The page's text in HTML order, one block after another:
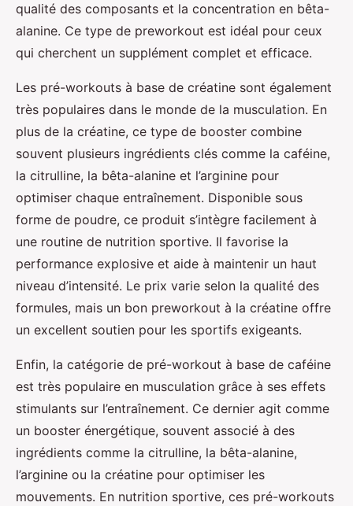
qualité des composants et la concentration en bêta-
alanine. Ce type de preworkout est idéal pour ceux
qui cherchent un supplément complet et efficace.
Les pré-workouts à base de créatine sont également
très populaires dans le monde de la musculation. En
plus de la créatine, ce type de booster combine
souvent plusieurs ingrédients clés comme la caféine,
la citrulline, la bêta-alanine et l’arginine pour
optimiser chaque entraînement. Disponible sous
forme de poudre, ce produit s’intègre facilement à
une routine de nutrition sportive. Il favorise la
performance explosive et aide à maintenir un haut
niveau d’intensité. Le prix varie selon la qualité des
formules, mais un bon preworkout à la créatine offre
un excellent soutien pour les sportifs exigeants.
Enfin, la catégorie de pré-workout à base de caféine
est très populaire en musculation grâce à ses effets
stimulants sur l’entraînement. Ce dernier agit comme
un booster énergétique, souvent associé à des
ingrédients comme la citrulline, la bêta-alanine,
l’arginine ou la créatine pour optimiser les
mouvements. En nutrition sportive, ces pré-workouts